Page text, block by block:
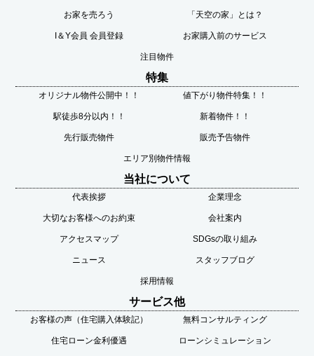
お家を売ろう 「天空の家」とは？
I＆Y会員 会員登録 お家購入前のサービス
注目物件
特集
オリジナル物件公開中！！ 値下がり物件特集！！
駅徒歩8分以内！！ 新着物件！！
先行販売物件 販売予告物件
エリア別物件情報
当社について
代表挨拶 企業理念
大切なお客様へのお約束 会社案内
アクセスマップ SDGsの取り組み
ニュース スタッフブログ
採用情報
サービス他
お客様の声（住宅購入体験記） 無料コンサルティング
住宅ローン金利優遇 ローンシミュレーション